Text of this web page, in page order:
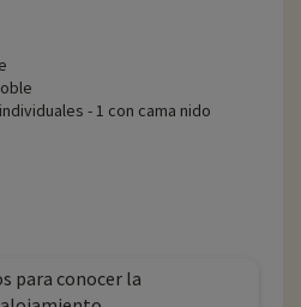
- 1 con cama nido
para conocer la